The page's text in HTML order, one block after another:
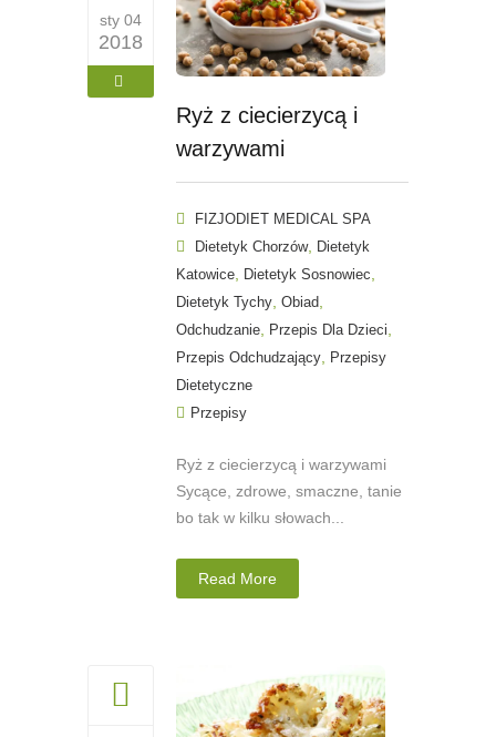
sty 04
2018
Ryż z ciecierzycą i
warzywami
FIZJODIET MEDICAL SPA
Dietetyk Chorzów, Dietetyk
Katowice Dietetyk Sosnowiec
Dietetyk Tychy Obiad
Odchudzanie Przepis Dla Dzieci
Przepis Odchudzający Przepisy
Dietetyczne
Przepisy
Ryż z ciecierzycą i warzywami
Sycące, zdrowe, smaczne, tanie
bo tak w kilku słowach...
Read More